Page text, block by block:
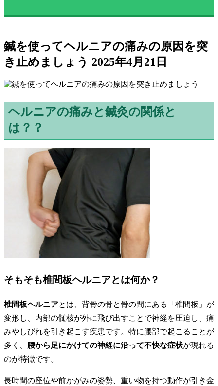
鍼を使ってヘルニアの痛みの原因を突
き止めましょう 2025年4月21日
ヘルニアの痛みと鍼灸の関係と
は？？
そもそも椎間板ヘルニアとは何か？
椎間板ヘルニアとは、背骨の骨と骨の間にある「椎間板」が
変形し、内部の髄核が外に飛び出すことで神経を圧迫し、痛
みやしびれを引き起こす疾患です。特に腰部で起こることが
多く、 腰から足にかけての神経に沿って不快な症状が現れる
のが特徴です。
長時間の座位や前かがみの姿勢、重い物を持つ動作が引き金